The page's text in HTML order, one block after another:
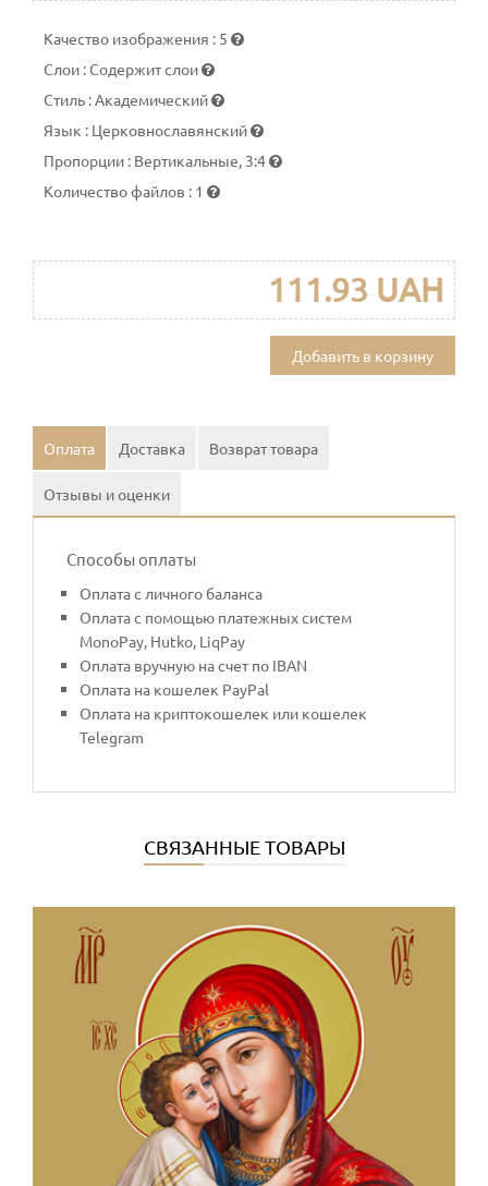
Качество изображения : 5
Слои :Содержит слои
Стиль :Академический
Язык : Церковнославянский
Пропорции : Вертикальные, 3:4
Количество файлов : 1
111.93 UAH
Добавить в корзину
Оплата Доставка Возврат товара
Отзывы и оценки
Способы оплаты
Оплата с личного баланса
Оплата с помощью платежных систем
MonoPay, Hutko, LiqPay
Оплата вручную на счет по IBAN
Оплата на кошелек PayPal
Оплата на криптокошелек или кошелек
Telegram
СВЯЗАННЫЕ ТОВАРЫ